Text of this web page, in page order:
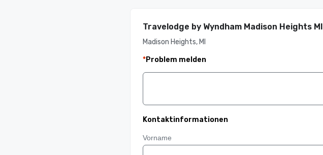
Travelodge by Wyndham Madison Heights MI
Madison Heights, MI
*Problem melden
Kontaktinformationen
Vorname